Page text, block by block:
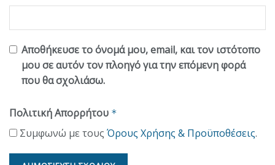
Αποθήκευσε το όνομά μου, email, και τον ιστότοπο
μου σε αυτόν τον πλοηγό για την επόμενη φορά
που θα σχολιάσω.
Πολιτική Απορρήτου *
Συμφωνώ με τους Όρους Χρήσης & Προϋποθέσεις.